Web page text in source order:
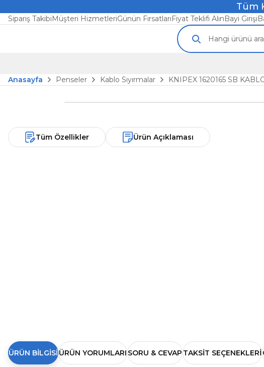
Tüm
Sipariş TakibiMüşteri HizmetleriGünün FırsatlarıFiyat Teklifi AlınBayi Girişi
Anasayfa
Penseler Kablo Sıyırmalar KNIPEX 1620165 SB
Tüm Özellikler Ürün Açıklaması
ÜRÜN BILGISI ÜRÜN YORUMLARISORU & CEVAPTAKSIT SEÇENEKLERI